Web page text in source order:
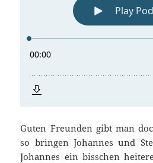
Guten Freunden gibt man
so bringen Johannes und
Johannes ein bisschen